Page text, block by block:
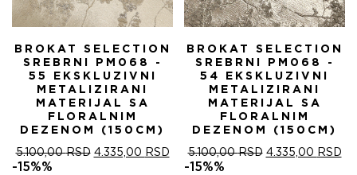
BROKAT SELECTION
SREBRNI PM068 -
55 EKSKLUZIVNI
METALIZIRANI
MATERIJAL SA
FLORALNIM
DEZENOM (150CM)
5.100,00RSD ОРИГИНАЛНА
4.335,00 RSDТРЕНУТНА
ЦЕНА
-15%%
BROKAT SELECTION
SREBRNI PM068 -
54 EKSKLUZIVNI
METALIZIRANI
MATERIJAL SA
FLORALNIM
DEZENOM (150CM)
5.100,00RSD ОРИГИНАЛНА
4.335,00 RSD
-15%%